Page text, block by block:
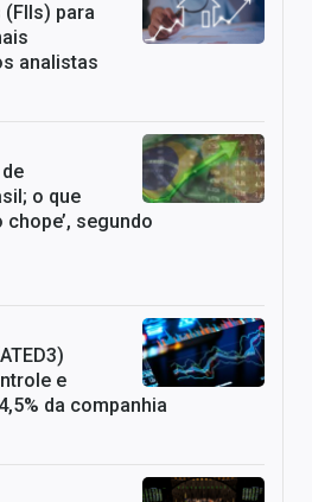
para
analistas
o que
chope’, segundo
e
da companhia